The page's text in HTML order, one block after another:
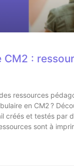
CM2 :
ressources
en CM2 ?
créés et testés par
sont à